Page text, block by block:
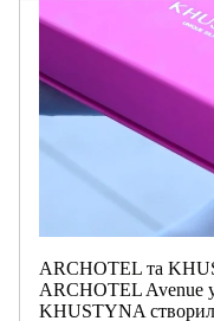
ARCHOTEL та
ARCHOTEL Avenue
KHUSTYNA